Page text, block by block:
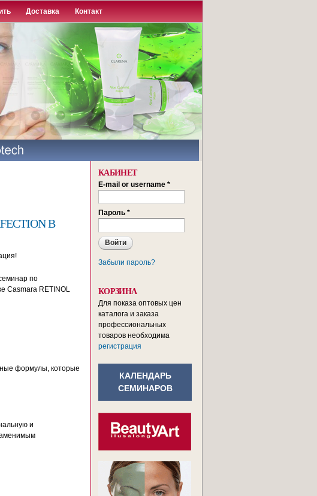
Доставка Контакт
В
по
Casmara RETINOL
формулы, которые
и
КАБИНЕТ
E-mail or username *
Пароль *
Забыли пароль?
КОРЗИНА
Для показа оптовых цен
каталога и заказа
профессиональных
товаров необходима
регистрация
КАЛЕНДАРЬ
СЕМИНАРОВ